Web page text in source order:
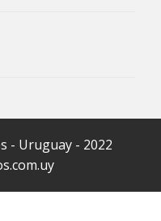
- Uruguay - 2022